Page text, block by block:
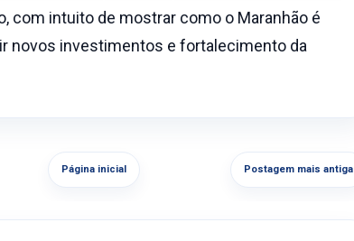
com intuito de mostrar como o Maranhão é
novos investimentos e fortalecimento da
Postagem mais antiga
Página inicial